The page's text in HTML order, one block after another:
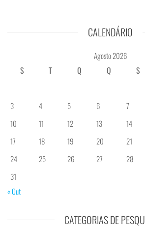
CALENDÁRIO
Agosto 2026
S
T Q Q S
3
4 5 6 7
10
11 12 13 14
17
18 19 20 21
24
25 26 27 28
31
« Out
CATEGORIAS DE